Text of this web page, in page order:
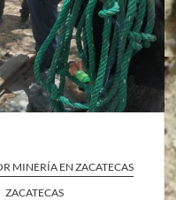
MINERÍA EN ZACATECAS
ZACATECAS